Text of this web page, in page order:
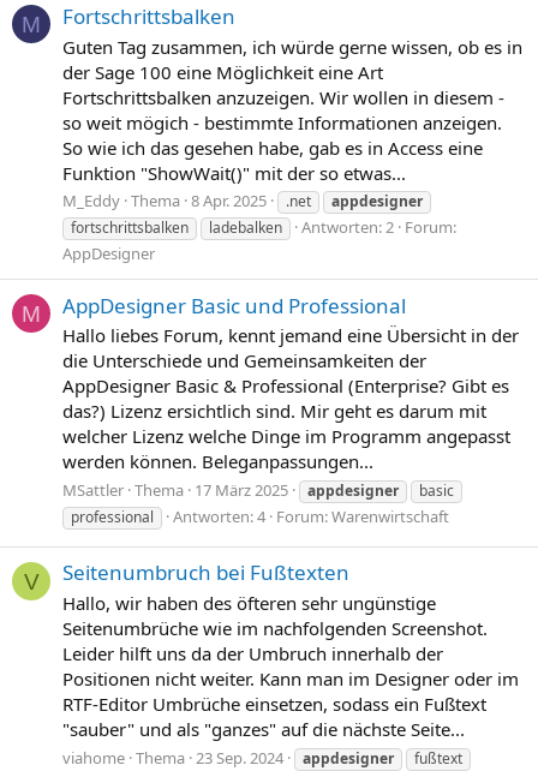
M Fortschrittsbalken
Guten Tag zusammen, ich würde gerne wissen, ob es in
der Sage 100 eine Möglichkeit eine Art
Fortschrittsbalken anzuzeigen. Wir wollen in diesem -
so weit mögich - bestimmte Informationen anzeigen.
So wie ich das gesehen habe, gab es in Access eine
Funktion "ShowWait()" mit der so etwas...
M_Eddy Thema 8 Apr. 2025 .net
appdesigner
fortschrittsbalken
ladebalken Antworten: 2 Forum:
AppDesigner
M AppDesigner Basic und Professional
Hallo liebes Forum, kennt jemand eine Übersicht in der
die Unterschiede und Gemeinsamkeiten der
AppDesigner Basic & Professional (Enterprise? Gibt es
das?) Lizenz ersichtlich sind. Mir geht es darum mit
welcher Lizenz welche Dinge im Programm angepasst
werden können. Beleganpassungen...
MSattler Thema 17 März 2025 appdesigner
basic
professional
Antworten: 4 Forum:Warenwirtschaft
V Seitenumbruch bei Fußtexten
Hallo, wir haben des öfteren sehr ungünstige
Seitenumbrüche wie im nachfolgenden Screenshot.
Leider hilft uns da der Umbruch innerhalb der
Positionen nicht weiter. Kann man im Designer oder im
RTF-Editor Umbrüche einsetzen, sodass ein Fußtext
"sauber" und als "ganzes" auf die nächste Seite...
viahome Thema 23 Sep. 2024 appdesigner
fußtext